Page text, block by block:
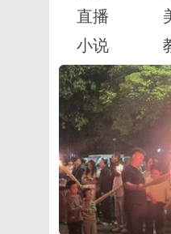
直播
小说
图集
江西铅山：